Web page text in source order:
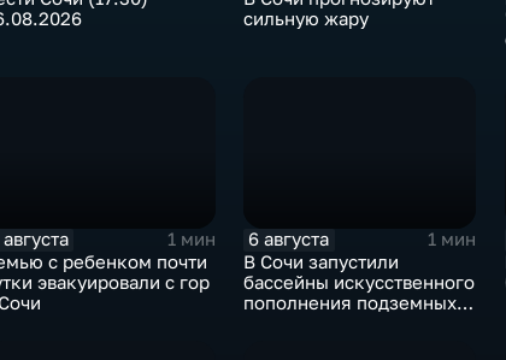
сильную жару
1 мин
с ребенком почти
эвакуировали с гор
6 августа
1 мин
В Сочи запустили
бассейны искусственного
пополнения подземных